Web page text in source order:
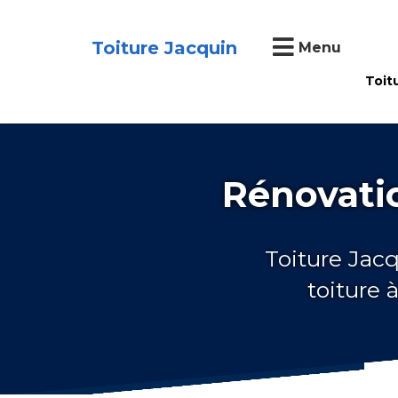
Toiture Jacquin Menu
Toiture
toiture